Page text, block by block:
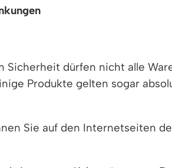
Sicherheit dürfen nicht alle
Produkte gelten sogar
Sie auf den Internetseiten